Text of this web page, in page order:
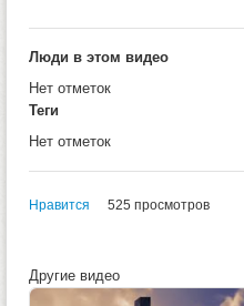
Люди в этом видео
Нет отметок
Теги
Нет отметок
Нравится 525 просмотров
Другие видео